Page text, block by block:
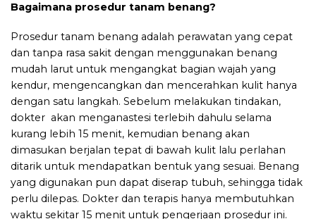
Bagaimana prosedur tanam benang?
Prosedur tanam benang adalah perawatan yang cepat
dan tanpa rasa sakit dengan menggunakan benang
mudah larut untuk mengangkat bagian wajah yang
kendur, mengencangkan dan mencerahkan kulit hanya
dengan satu langkah. Sebelum melakukan tindakan,
dokter akan menganastesi terlebih dahulu selama
kurang lebih 15 menit, kemudian benang akan
dimasukan berjalan tepat di bawah kulit lalu perlahan
ditarik untuk mendapatkan bentuk yang sesuai. Benang
yang digunakan pun dapat diserap tubuh, sehingga tidak
perlu dilepas. Dokter dan terapis hanya membutuhkan
waktu sekitar 15 menit untuk pengerjaan prosedur ini.